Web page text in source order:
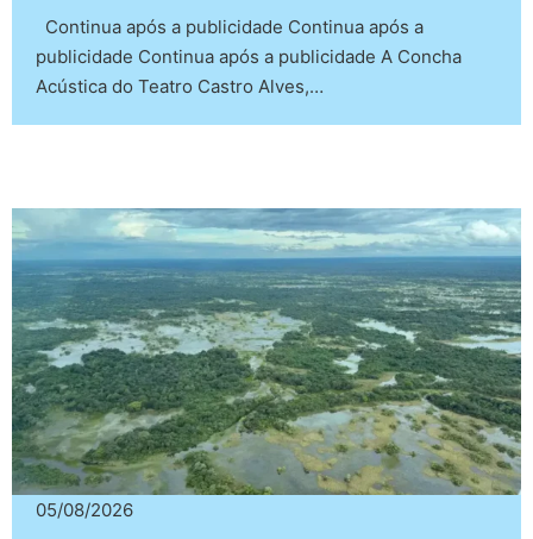
Continua após a publicidade Continua após a
publicidade Continua após a publicidade A Concha
Acústica do Teatro Castro Alves,…
05/08/2026